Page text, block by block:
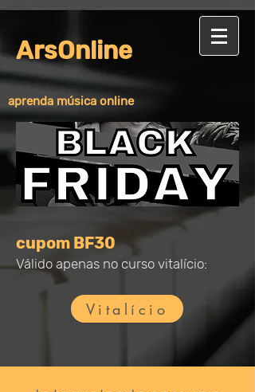
ArsOnline
aprenda música online
cupom BF30
Válido apenas no curso vitalício:
Vitalício